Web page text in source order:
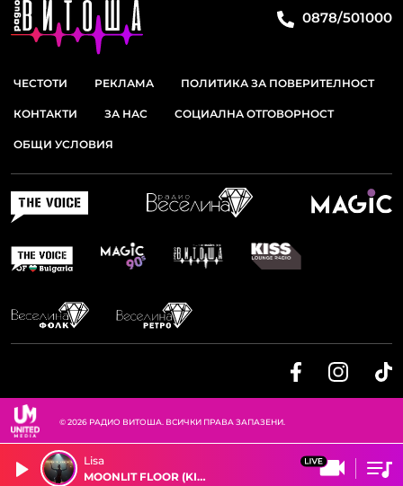
Lisa
MOONLIT FLOOR (KISS ME)
0878/501000
ЧЕСТОТИ РЕКЛАМА ПОЛИТИКА ЗА ПОВЕРИТЕЛНОСТ
КОНТАКТИ ЗА НАС СОЦИАЛНА ОТГОВОРНОСТ
ОБЩИ УСЛОВИЯ
© 2026 РАДИО ВИТОША. ВСИЧКИ ПРАВА ЗАПАЗЕНИ.